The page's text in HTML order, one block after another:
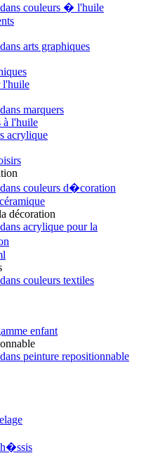
couleurs � l'huile
arts graphiques
l'huile
marquers
à l'huile
acrylique
couleurs d�coration
décoration
acrylique pour la
couleurs textiles
enfant
peinture repositionnable